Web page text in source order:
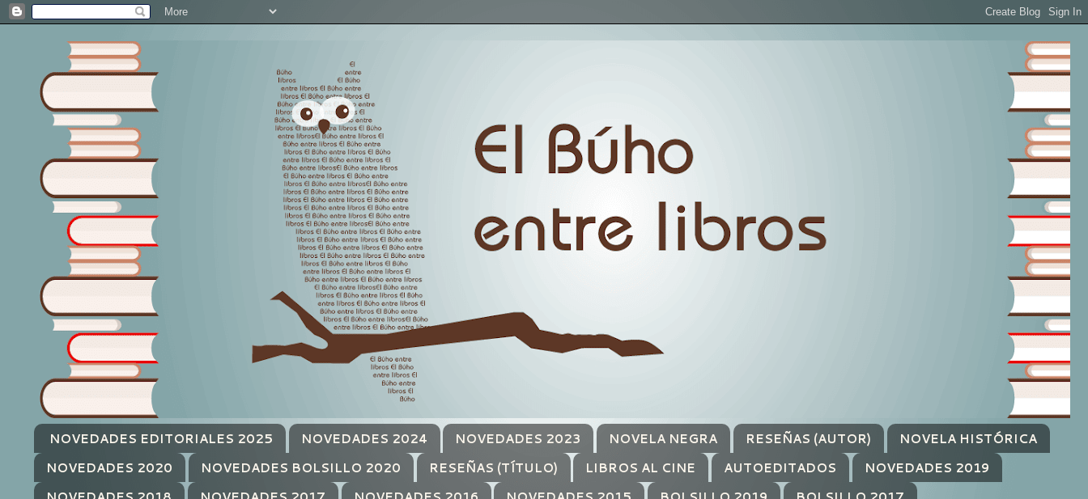
NOVEDADES EDITORIALES 2025 NOVEDADES 2024 NOVEDADES 2023 NOVELA NEGRA RESEÑAS (AUTOR)
NOVELA HISTÓRICA
NOVEDADES 2020
NOVEDADES BOLSILLO 2020 RESEÑAS (TÍTULO) LIBROS AL CINE AUTOEDITADOS
NOVEDADES 2019